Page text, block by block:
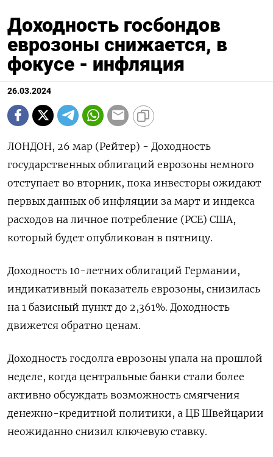
Доходность госбондов
еврозоны снижается, в
фокусе - инфляция
26.03.2024
ЛОНДОН, 26 мар (Рейтер) - Доходность
государственных облигаций еврозоны немного
отступает во вторник, пока инвесторы ожидают
первых данных об инфляции за март и индекса
расходов на личное потребление (PCE) США,
который будет опубликован в пятницу.
Доходность 10-летних облигаций Германии,
индикативный показатель еврозоны, снизилась
на 1 базисный пункт до 2,361%. Доходность
движется обратно ценам.
Доходность госдолга еврозоны упала на прошлой
неделе, когда центральные банки стали более
активно обсуждать возможность смягчения
денежно-кредитной политики, а ЦБ Швейцарии
неожиданно снизил ключевую ставку.